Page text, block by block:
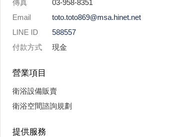
傳真
03-958-8351
Email
toto.toto869@msa.hinet.net
LINE ID
588557
付款方式
現金
營業項目
衛浴設備販賣
衛浴空間諮詢規劃
提供服務